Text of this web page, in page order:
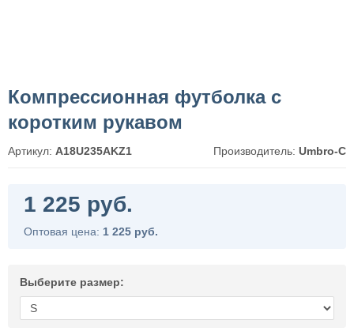
Компрессионная футболка с
коротким рукавом
Артикул: A18U235AKZ1 Производитель: Umbro-C
1 225 руб.
Оптовая цена: 1 225 руб.
Выберите размер: